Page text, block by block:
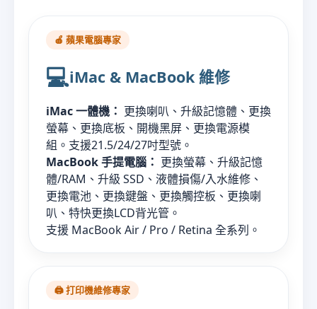
🍎 蘋果電腦專家
💻iMac & MacBook 維修
iMac 一體機： 更換喇叭、升級記憶體、更換
螢幕、更換底板、開機黑屏、更換電源模
組。支援21.5/24/27吋型號。
MacBook 手提電腦： 更換螢幕、升級記憶
體/RAM、升級 SSD、液體損傷/入水維修、
更換電池、更換鍵盤、更換觸控板、更換喇
叭、特快更換LCD背光管。
支援 MacBook Air / Pro / Retina 全系列。
🖨️ 打印機維修專家